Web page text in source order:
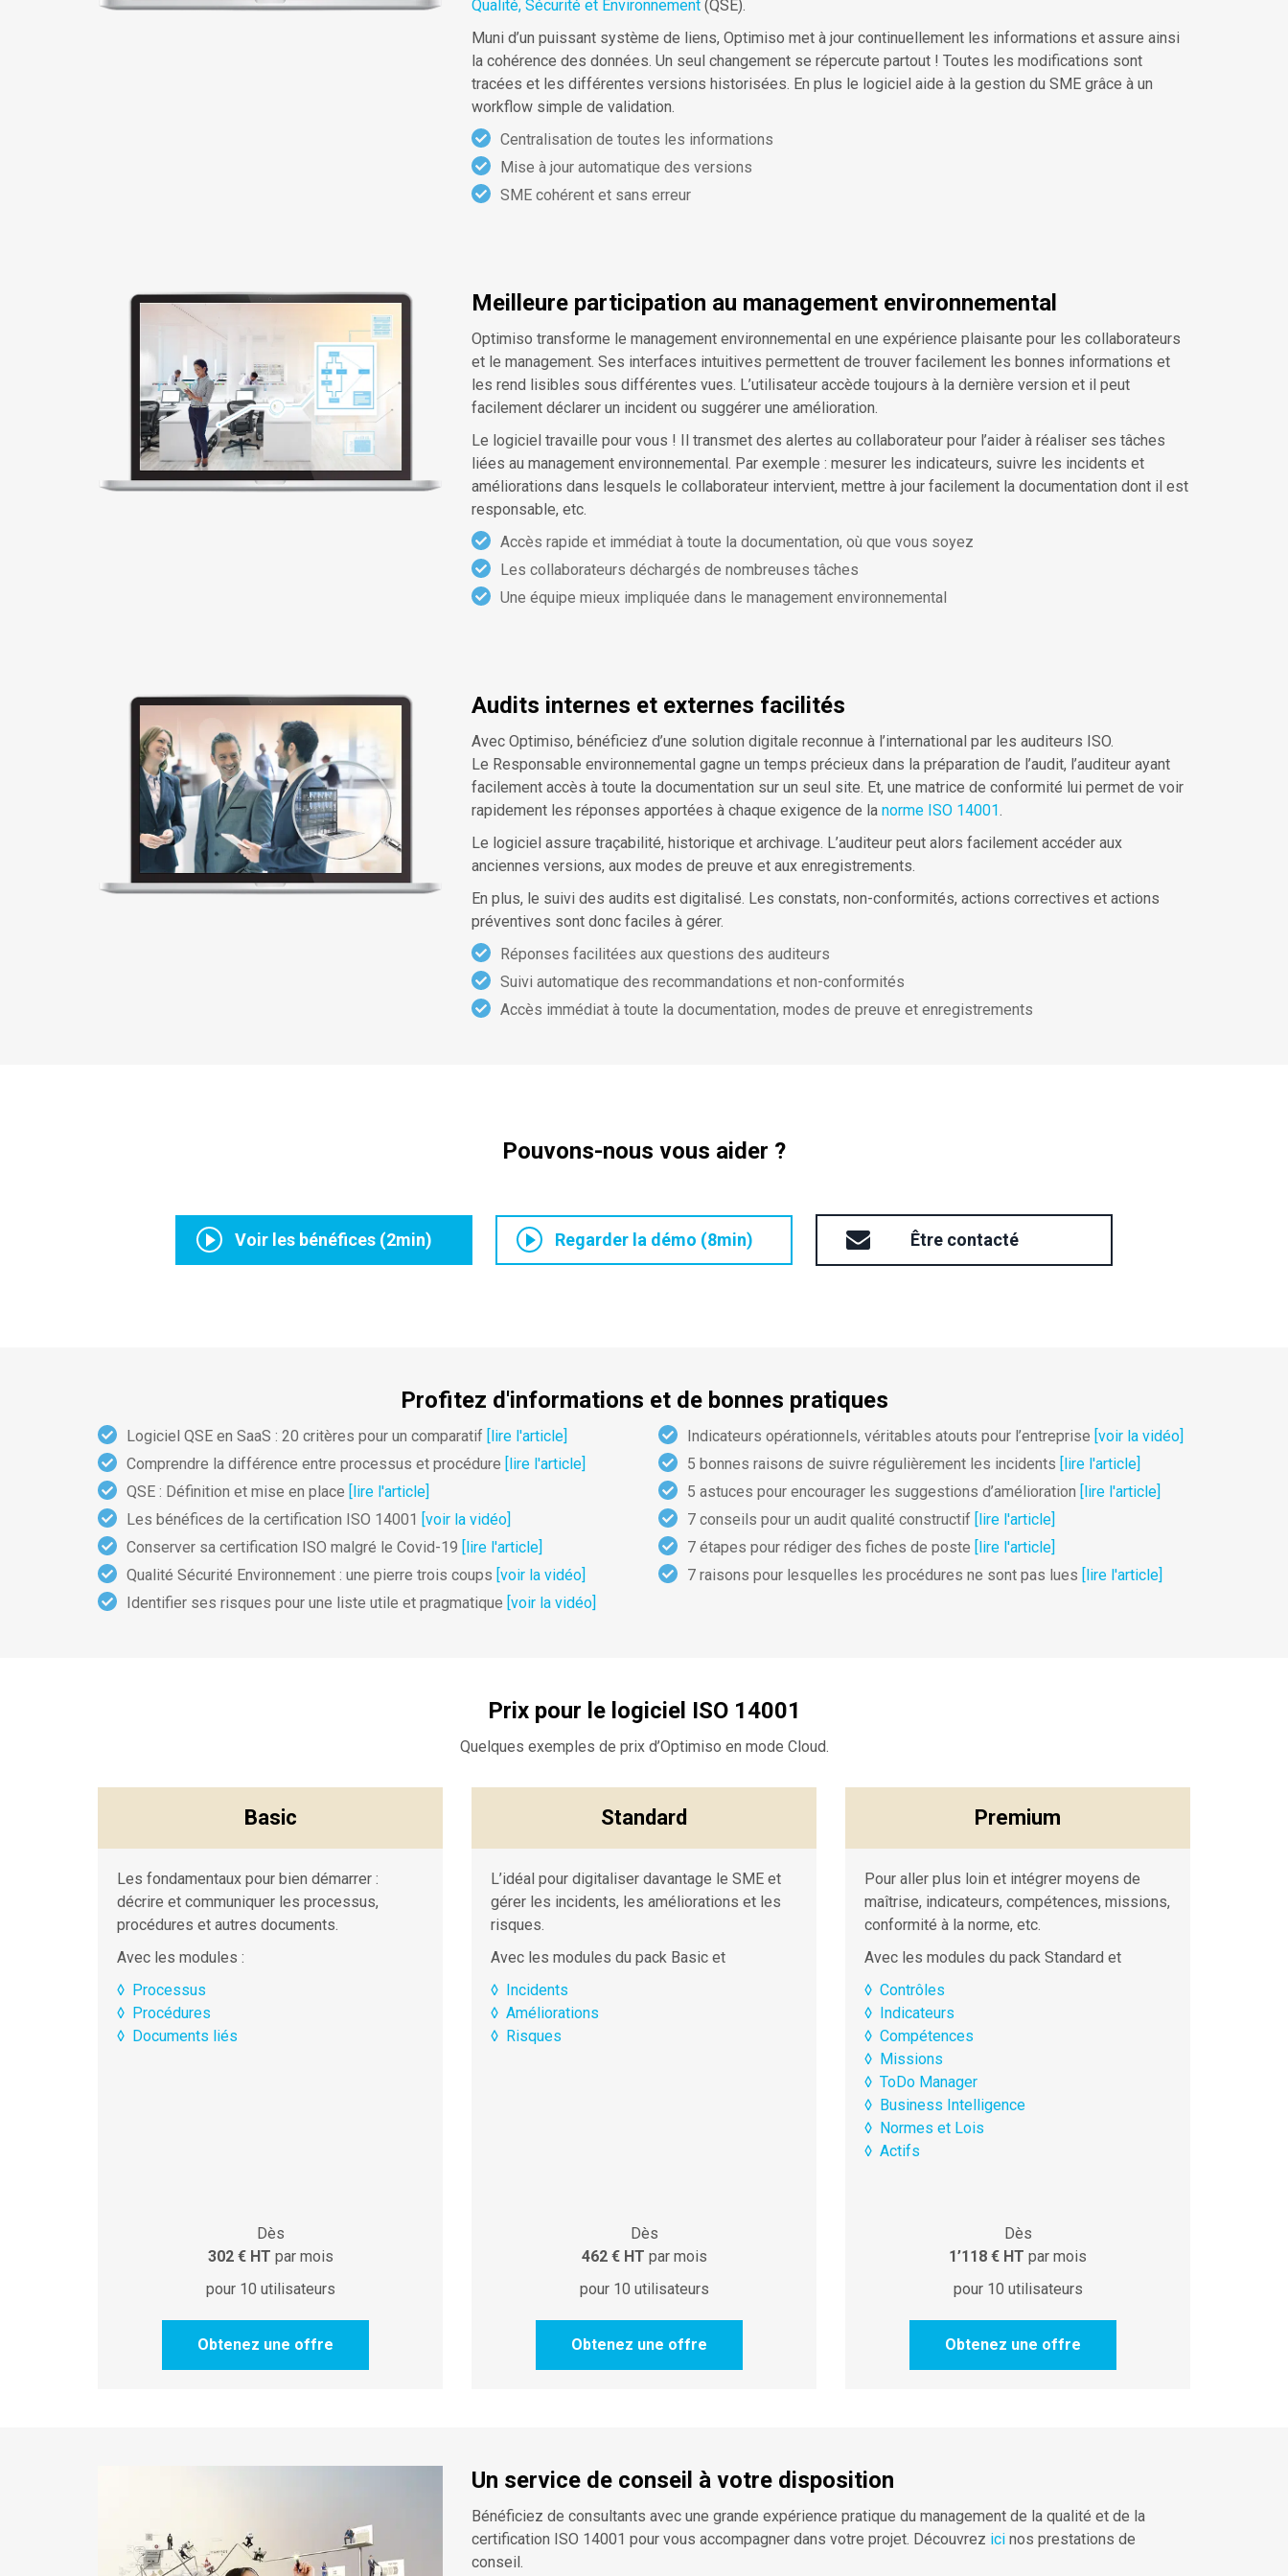
Qualité, Sécurité et Environnement (QSE).
Muni d’un puissant système de liens, Optimiso met à jour continuellement les informations et assure ainsi
la cohérence des données. Un seul changement se répercute partout ! Toutes les modifications sont
tracées et les différentes versions historisées. En plus le logiciel aide à la gestion du SME grâce à un
workflow simple de validation.
Centralisation de toutes les informations
Mise à jour automatique des versions
SME cohérent et sans erreur
Meilleure participation au management environnemental
Optimiso transforme le management environnemental en une expérience plaisante pour les collaborateurs
et le management. Ses interfaces intuitives permettent de trouver facilement les bonnes informations et
les rend lisibles sous différentes vues. L’utilisateur accède toujours à la dernière version et il peut
facilement déclarer un incident ou suggérer une amélioration.
Le logiciel travaille pour vous ! Il transmet des alertes au collaborateur pour l’aider à réaliser ses tâches
liées au management environnemental. Par exemple : mesurer les indicateurs, suivre les incidents et
améliorations dans lesquels le collaborateur intervient, mettre à jour facilement la documentation dont il est
responsable, etc.
Accès rapide et immédiat à toute la documentation, où que vous soyez
Les collaborateurs déchargés de nombreuses tâches
Une équipe mieux impliquée dans le management environnemental
Audits internes et externes facilités
Avec Optimiso, bénéficiez d’une solution digitale reconnue à l’international par les auditeurs ISO.
Le Responsable environnemental gagne un temps précieux dans la préparation de l’audit, l’auditeur ayant
facilement accès à toute la documentation sur un seul site. Et, une matrice de conformité lui permet de voir
rapidement les réponses apportées à chaque exigence de la norme ISO 14001.
Le logiciel assure traçabilité, historique et archivage. L’auditeur peut alors facilement accéder aux
anciennes versions, aux modes de preuve et aux enregistrements.
En plus, le suivi des audits est digitalisé. Les constats, non-conformités, actions correctives et actions
préventives sont donc faciles à gérer.
Réponses facilitées aux questions des auditeurs
Suivi automatique des recommandations et non-conformités
Accès immédiat à toute la documentation, modes de preuve et enregistrements
Pouvons-nous vous aider ?
Voir les bénéfices (2min) Regarder la démo (8min) Être contacté
Profitez d'informations et de bonnes pratiques
Logiciel QSE en SaaS : 20 critères pour un comparatif [lire l'article]
Comprendre la différence entre processus et procédure [lire l'article]
QSE : Définition et mise en place [lire l'article]
Les bénéfices de la certification ISO 14001 [voir la vidéo]
Conserver sa certification ISO malgré le Covid-19 [lire l'article]
Qualité Sécurité Environnement : une pierre trois coups [voir la vidéo]
Identifier ses risques pour une liste utile et pragmatique [voir la vidéo]
Indicateurs opérationnels, véritables atouts pour l’entreprise [voir la vidéo]
5 bonnes raisons de suivre régulièrement les incidents [lire l'article]
5 astuces pour encourager les suggestions d’amélioration [lire l'article]
7 conseils pour un audit qualité constructif [lire l'article]
7 étapes pour rédiger des fiches de poste [lire l'article]
7 raisons pour lesquelles les procédures ne sont pas lues [lire l'article]
Prix pour le logiciel ISO 14001
Quelques exemples de prix d’Optimiso en mode Cloud.
Basic
Les fondamentaux pour bien démarrer :
décrire et communiquer les processus,
procédures et autres documents.
Avec les modules :
◊ Processus
◊ Procédures
◊ Documents liés
Dès
302 € HT par mois
pour 10 utilisateurs
Obtenez une offre
Standard
L’idéal pour digitaliser davantage le SME et
gérer les incidents, les améliorations et les
risques.
Avec les modules du pack Basic et
◊ Incidents
◊ Améliorations
◊ Risques
Dès
462 € HT par mois
pour 10 utilisateurs
Obtenez une offre
Premium
Pour aller plus loin et intégrer moyens de
maîtrise, indicateurs, compétences, missions,
conformité à la norme, etc.
Avec les modules du pack Standard et
◊ Contrôles
◊ Indicateurs
◊ Compétences
◊ Missions
◊ ToDo Manager
◊ Business Intelligence
◊ Normes et Lois
◊ Actifs
Dès
1’118 € HT par mois
pour 10 utilisateurs
Obtenez une offre
Un service de conseil à votre disposition
Bénéficiez de consultants avec une grande expérience pratique du management de la qualité et de la
certification ISO 14001 pour vous accompagner dans votre projet. Découvrez ici nos prestations de
conseil.